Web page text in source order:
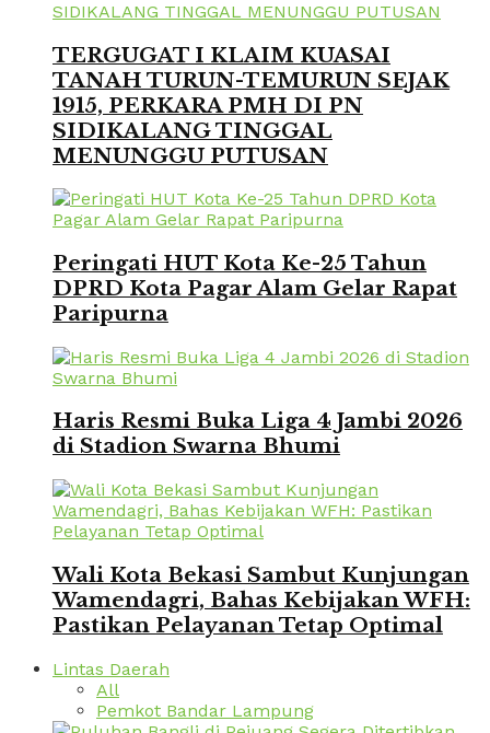
TERGUGAT I KLAIM KUASAI
TANAH TURUN-TEMURUN SEJAK
1915, PERKARA PMH DI PN
SIDIKALANG TINGGAL
MENUNGGU PUTUSAN
Peringati HUT Kota Ke-25 Tahun
DPRD Kota Pagar Alam Gelar Rapat
Paripurna
Haris Resmi Buka Liga 4 Jambi 2026
di Stadion Swarna Bhumi
Wali Kota Bekasi Sambut Kunjungan
Wamendagri, Bahas Kebijakan WFH:
Pastikan Pelayanan Tetap Optimal
Lintas Daerah
All
Pemkot Bandar Lampung